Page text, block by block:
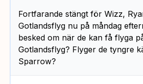
Fortfarande stängt för Wizz,
Gotlandsflyg nu på måndag
besked om när de kan få flyga
Gotlandsflyg? Flyger de tyngre
Sparrow?